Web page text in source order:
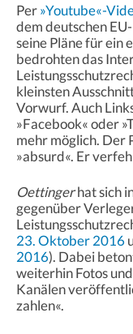
Per»Youtube«-
dem deutschen
seine Pläne für ein
bedrohten das
kleinsten
Vorwurf. Auch
»Facebook« oder
mehr möglich. Der
»absurd«. Er
Oettingerhat sich
gegenüber
23. Oktober 2016
2016). Dabei
weiterhin Fotos
Kanälen
zahlen«.